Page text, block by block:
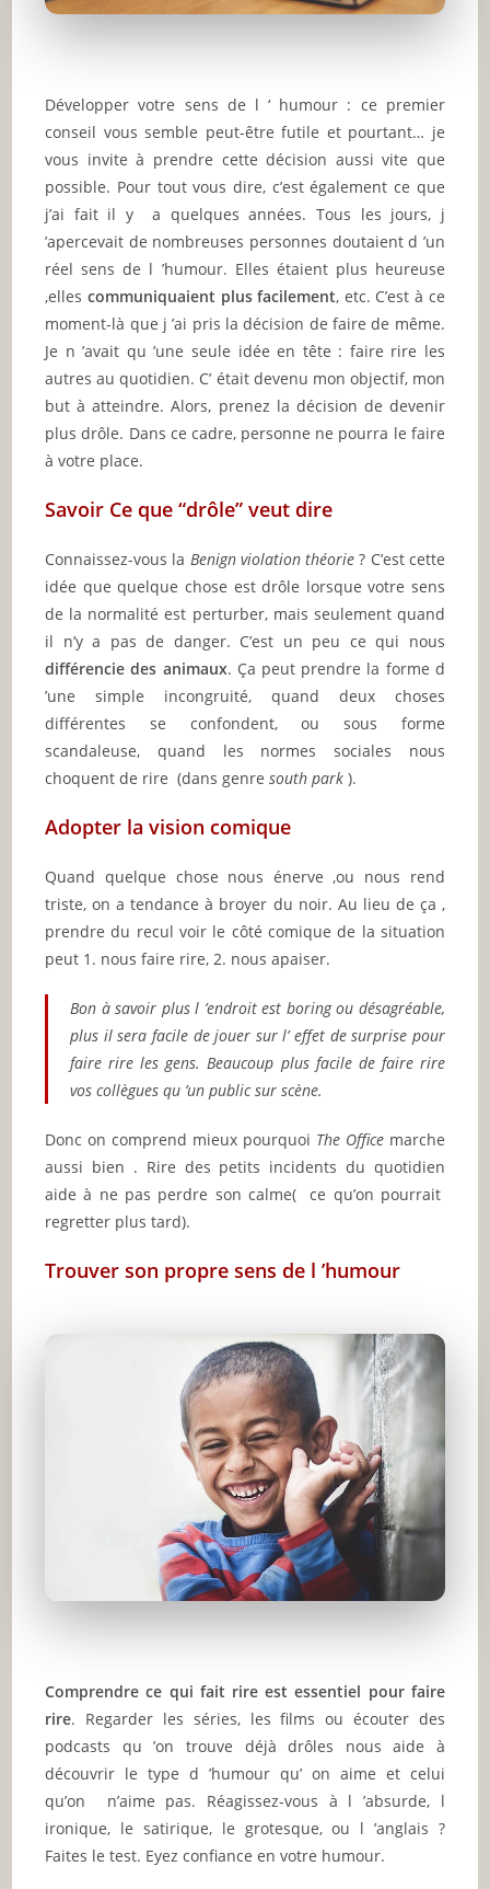
Développer votre sens de l ‘ humour : ce premier
conseil vous semble peut-être futile et pourtant… je
vous invite à prendre cette décision aussi vite que
possible. Pour tout vous dire, c’est également ce que
j’ai fait il y a quelques années. Tous les jours, j
’apercevait de nombreuses personnes doutaient d ’un
réel sens de l ’humour. Elles étaient plus heureuse
,elles communiquaient plus facilement, etc. C’est à ce
moment-là que j ’ai pris la décision de faire de même.
Je n ’avait qu ’une seule idée en tête : faire rire les
autres au quotidien. C’ était devenu mon objectif, mon
but à atteindre. Alors, prenez la décision de devenir
plus drôle. Dans ce cadre, personne ne pourra le faire
à votre place.
Savoir Ce que “drôle” veut dire
Connaissez-vous la Benign violation théorie? C’est cette
idée que quelque chose est drôle lorsque votre sens
de la normalité est perturber, mais seulement quand
il n’y a pas de danger. C’est un peu ce qui nous
différencie des animaux. Ça peut prendre la forme d
’une simple incongruité, quand deux choses
différentes se confondent, ou sous forme
scandaleuse, quand les normes sociales nous
choquent de rire (dans genresouth park).
Adopter la vision comique
Quand quelque chose nous énerve ,ou nous rend
triste, on a tendance à broyer du noir. Au lieu de ça ,
prendre du recul voir le côté comique de la situation
peut 1. nous faire rire, 2. nous apaiser.
Bon à savoir plus l ’endroit est boring ou désagréable,
plus il sera facile de jouer sur l’ effet de surprise pour
faire rire les gens. Beaucoup plus facile de faire rire
vos collègues qu ’un public sur scène.
Donc on comprend mieux pourquoi The Office marche
aussi bien . Rire des petits incidents du quotidien
aide à ne pas perdre son calme( ce qu’on pourrait
regretter plus tard).
Trouver son propre sens de l ’humour
Comprendre ce qui fait rire est essentiel pour faire
rire. Regarder les séries, les films ou écouter des
podcasts qu ’on trouve déjà drôles nous aide à
découvrir le type d ’humour qu’ on aime et celui
qu’on n’aime pas. Réagissez-vous à l ’absurde, l
ironique, le satirique, le grotesque, ou l ’anglais ?
Faites le test. Eyez confiance en votre humour.